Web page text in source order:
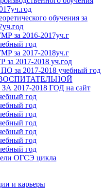
обучения за
за 2016-2017уч.г
год
за 2017-2018уч.г
за 2017-2018 уч.год
за 2017-2018 учебный год
2017-2018 ГОД на сайт
год
год
год
год
год
год
год
ОГСЭ цикла
и карьеры